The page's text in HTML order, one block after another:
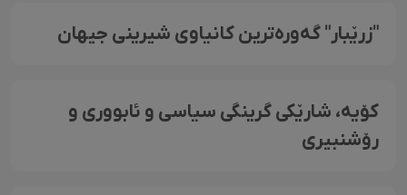
"زرێبار" گەورەترین کانیاوی شیرینی جیهان
کۆیە، شارێکی گرینگی سیاسی و ئابووری و
رۆشنبیری